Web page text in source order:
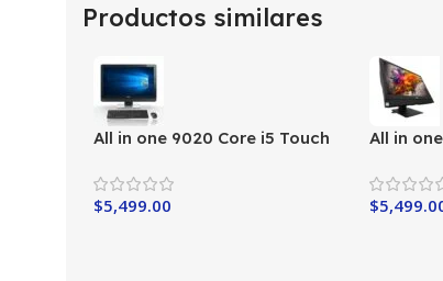
Productos similares
All in one 9020 Core i5 Touch
$5,499.00
All in
$